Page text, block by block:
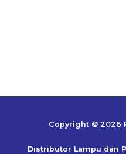
Copyright © 2026
Distributor Lampu dan